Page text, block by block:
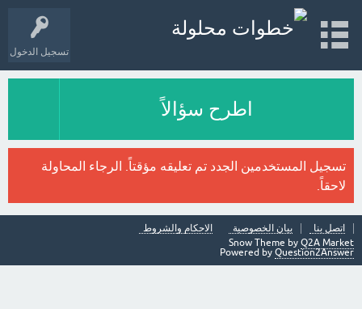
تسجيل الدخول
اطرح سؤالاً
تسجيل المستخدمين الجدد تم تعليقه مؤقتاً. الرجاء المحاولة
لاحقاً.
اتصل بنا بيان الخصوصية
الاحكام والشروط
Snow Theme by Q2A Market
Powered by Question2Answer